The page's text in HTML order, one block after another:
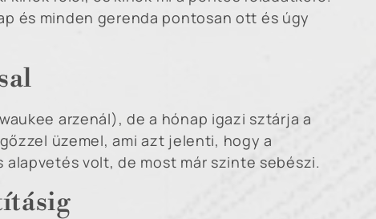
és minden gerenda pontosan ott és úgy
arzenál), de a hónap igazi sztárja a
üzemel, ami azt jelenti, hogy a
volt, de most már szinte sebészi.